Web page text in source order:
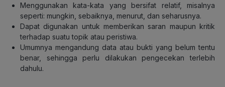
Menggunakan kata-kata yang bersifat relatif, misalnya
seperti: mungkin, sebaiknya, menurut, dan seharusnya.
Dapat digunakan untuk memberikan saran maupun kritik
terhadap suatu topik atau peristiwa.
Umumnya mengandung data atau bukti yang belum tentu
benar, sehingga perlu dilakukan pengecekan terlebih
dahulu.